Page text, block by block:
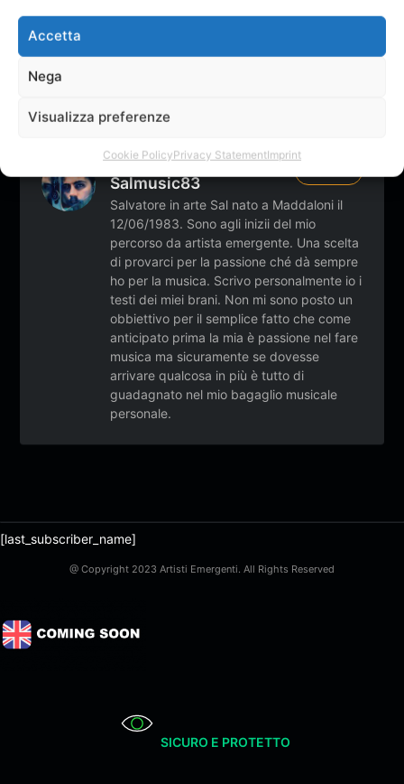
Accetta
Nega
Visualizza preferenze
Cookie PolicyPrivacy StatementImprint
Mantienimi connesso
Accesso
Pubblicato da
Salmusic83
Salvatore in arte Sal nato a Maddaloni il
12/06/1983. Sono agli inizii del mio
percorso da artista emergente. Una scelta
di provarci per la passione ché dà sempre
ho per la musica. Scrivo personalmente io i
testi dei miei brani. Non mi sono posto un
obbiettivo per il semplice fatto che come
anticipato prima la mia è passione nel fare
musica ma sicuramente se dovesse
arrivare qualcosa in più è tutto di
guadagnato nel mio bagaglio musicale
personale.
[last_subscriber_name]
@ Copyright 2023 Artisti Emergenti. All Rights Reserved
SICURO E PROTETTO